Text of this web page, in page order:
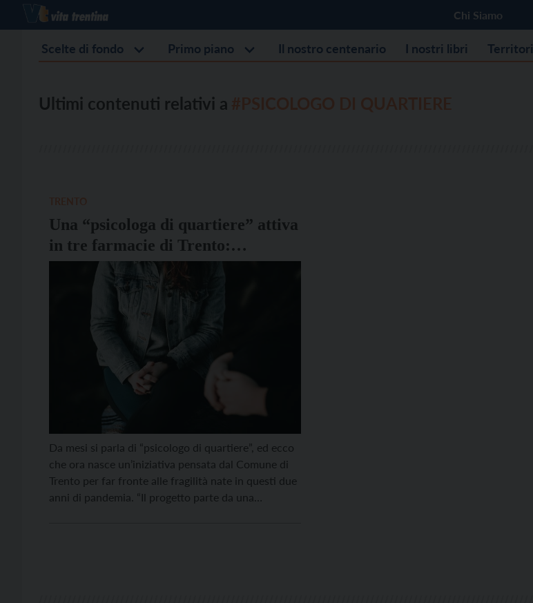
Chi Siamo
Scelte di fondo Primo piano Il nostro centenario I nostri libri Territori
Ultimi contenuti relativi a
Una “psicologa di quartiere” attiva
in tre farmacie di Trento:
l’iniziativa del Comune
Da mesi si parla di “psicologo di quartiere”, ed ecco
che ora nasce un’iniziativa pensata dal Comune di
Trento per far fronte alle fragilità nate in questi due
anni di pandemia. “Il progetto parte da una